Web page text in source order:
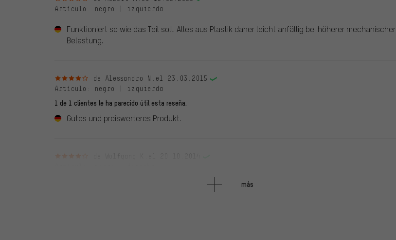
Artículo : negro | izquierda
Funktioniert so wie das Teil soll. Alles aus Plastik daher leicht anfällig bei höherer mechanischer
Belastung.
4 de 5 estrellasde Alessandro N. el 23.03.2015
Artículo : negro | izquierda
1 de 1 clientes le ha parecido útil esta reseña.
Gutes und preiswerteres Produkt.
4 de 5 estrellas
más